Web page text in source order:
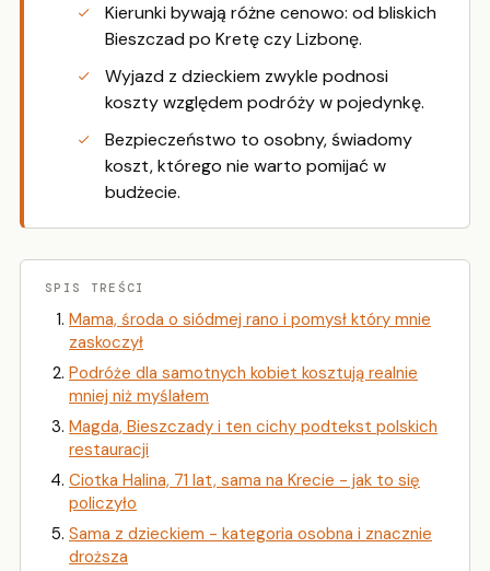
Kierunki bywają różne cenowo: od bliskich
Bieszczad po Kretę czy Lizbonę.
Wyjazd z dzieckiem zwykle podnosi
koszty względem podróży w pojedynkę.
Bezpieczeństwo to osobny, świadomy
koszt, którego nie warto pomijać w
budżecie.
SPIS TREŚCI
Mama, środa o siódmej rano i pomysł który mnie
zaskoczył
Podróże dla samotnych kobiet kosztują realnie
mniej niż myślałem
Magda, Bieszczady i ten cichy podtekst polskich
restauracji
Ciotka Halina, 71 lat, sama na Krecie - jak to się
policzyło
Sama z dzieckiem - kategoria osobna i znacznie
droższa